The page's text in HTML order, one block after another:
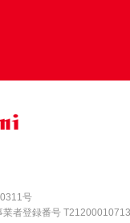
号
者登録番号